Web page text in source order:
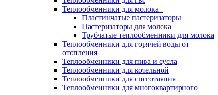
Теплообменники для молока
Пластинчатые пастеризаторы
Пастеризаторы для молока
Трубчатые теплообменники для молока
Теплообменники для горячей воды от
отопления
Теплообменники для пива и сусла
Теплообменники для котельной
Теплообменники для снеготаяния
Теплообменники для многоквартирного